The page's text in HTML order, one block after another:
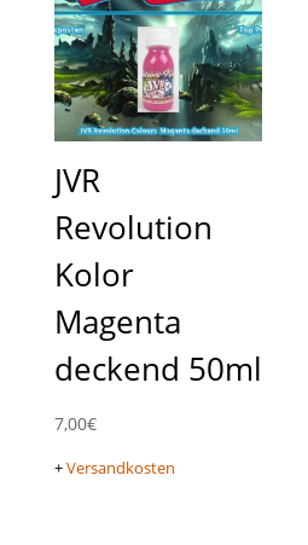
JVR
Revolution
Kolor
Magenta
deckend 50ml
7,00€
+Versandkosten